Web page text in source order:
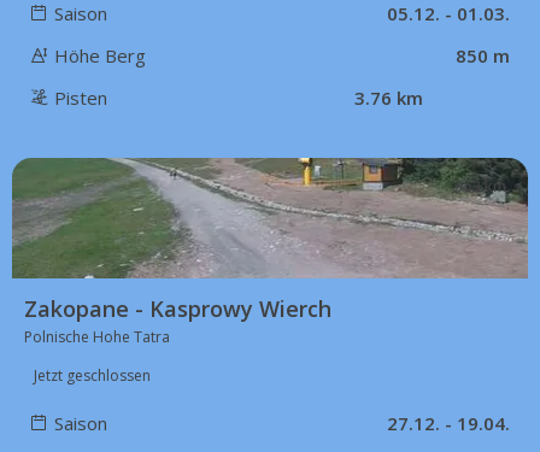
Saison
05.12. - 01.03.
Höhe Berg
850 m
Pisten
3.76 km
53 km
Zakopane - Kasprowy Wierch
Polnische Hohe Tatra
Jetzt geschlossen
Saison
27.12. - 19.04.